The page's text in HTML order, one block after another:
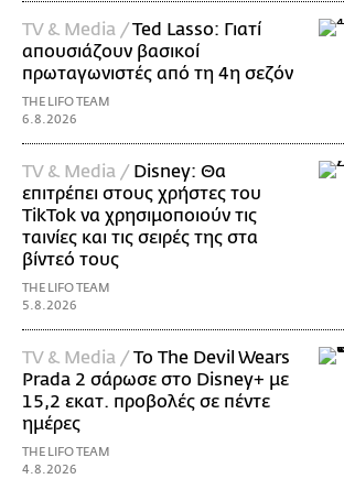
TV & Media /Ted Lasso: Γιατί
απουσιάζουν βασικοί
πρωταγωνιστές από τη 4η σεζόν
THE LIFO TEAM
6.8.2026
TV & Media / Disney: Θα
επιτρέπει στους χρήστες του
TikTok να χρησιμοποιούν τις
ταινίες και τις σειρές της στα
βίντεό τους
THE LIFO TEAM
5.8.2026
TV & Media /Το The Devil Wears
Prada 2 σάρωσε στo Disney+ με
15,2 εκατ. προβολές σε πέντε
ημέρες
THE LIFO TEAM
4.8.2026